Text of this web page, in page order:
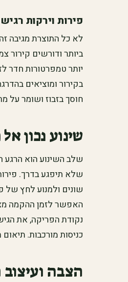
פירות וירקות
לא כל התוצרת מגיבה
ביותר ודורשים קירור
יותר טמפרטורות חדר
בקירור ומוציאים
חוסך בזבוז ושומר על
שינוע נכון
שלב השינוע הוא הרגע
שלא תיפגע בדרך.
שונים ולמנוע לחץ של
האפשר לזמן ההקמה
נקודת הפריקה, את
כניסות מורכבות.
הצבה